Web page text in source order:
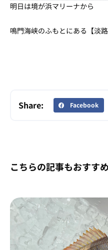
明日は境が浜マリーナから
鳴門海峡のふもとにある【淡
Share: Facebook
こちらの記事もおすすめ